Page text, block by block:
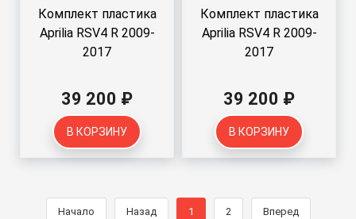
Комплект пластика
Aprilia RSV4 R 2009-
2017
39 200 ₽
В КОРЗИНУ
Комплект пластика
Aprilia RSV4 R 2009-
2017
39 200 ₽
В КОРЗИНУ
Начало Назад 1 2 Вперед